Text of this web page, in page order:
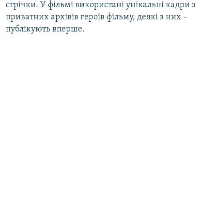
стрічки. У фільмі використані унікальні кадри з
приватних архівів героїв фільму, деякі з них –
публікують вперше.